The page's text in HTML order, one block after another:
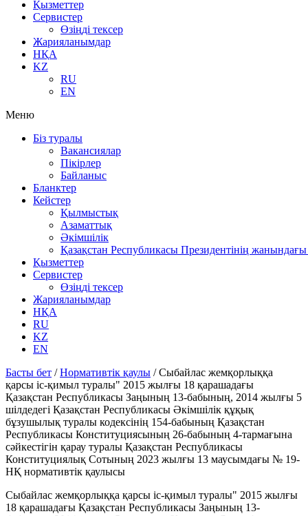
Қызметтер
Сервистер
Өзіңді тексер
Жарияланымдар
НҚА
KZ
RU
EN
Меню
Біз туралы
Вакансиялар
Пікірлер
Байланыс
Бланктер
Кейстер
Қылмыстық
Азаматтық
Әкімшілік
Қазақстан Республикасы Президентінің
Қызметтер
Сервистер
Өзіңді тексер
Жарияланымдар
НҚА
RU
KZ
EN
Басты бет /Нормативтік қаулы /Сыбайлас жемқорлыққа
қарсы іс-қимыл туралы" 2015 жылғы 18 қарашадағы
Қазақстан Республикасы Заңының 13-бабының, 2014 жылғы 5
шілдедегі Қазақстан Республикасы Әкімшілік құқық
бұзушылық туралы кодексінің 154-бабының Қазақстан
Республикасы Конституциясының 26-бабының 4-тармағына
сәйкестігін қарау туралы Қазақстан Республикасы
Конституциялық Сотының 2023 жылғы 13 маусымдағы № 19-
НҚ нормативтік қаулысы
Сыбайлас жемқорлыққа қарсы іс-қимыл туралы" 2015 жылғы
18 қарашадағы Қазақстан Республикасы Заңының 13-